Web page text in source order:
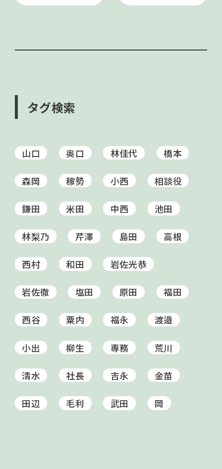
タグ検索
山口 奥口 林佳代 橋本
森岡 稼勢 小西 相談役
鎌田 米田 中西 池田
林梨乃 芹澤 島田 高根
西村 和田 岩佐光恭
岩佐徹 塩田 原田 福田
西谷 粟内 福永 渡邉
小出 柳生 専務 荒川
清水 社長 吉永 金苗
田辺 毛利 武田 岡